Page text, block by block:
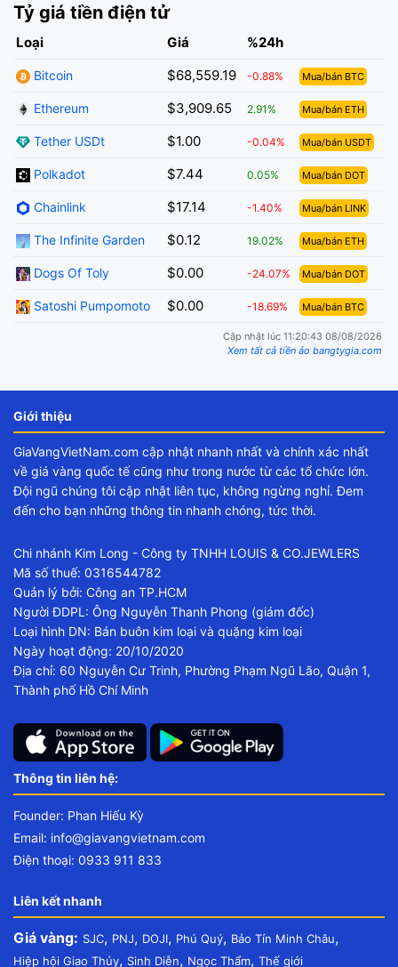
Tỷ giá tiền điện tử
Loại Giá %24h
Bitcoin $68,559.19 -0.88% Mua/bán BTC
Ethereum $3,909.65 2.91% Mua/bán ETH
Tether USDt $1.00 -0.04% Mua/bán USDT
Polkadot $7.44 0.05% Mua/bán DOT
Chainlink $17.14 -1.40% Mua/bán LINK
The Infinite Garden $0.12 19.02% Mua/bán ETH
Dogs Of Toly $0.00 -24.07% Mua/bán DOT
Satoshi Pumpomoto $0.00 -18.69% Mua/bán BTC
Cập nhật lúc 11:20:43 08/08/2026
Xem tất cả tiền ảo bangtygia.com
Giới thiệu
GiaVangVietNam.com cập nhật nhanh nhất và chính xác nhất
về giá vàng quốc tế cũng như trong nước từ các tổ chức lớn.
Đội ngũ chúng tôi cập nhật liên tục, không ngừng nghỉ. Đem
đến cho bạn những thông tin nhanh chóng, tức thời.
Chi nhánh Kim Long - Công ty TNHH LOUIS & CO.JEWLERS
Mã số thuế: 0316544782
Quản lý bởi: Công an TP.HCM
Người ĐDPL: Ông Nguyễn Thanh Phong (giám đốc)
Loại hình DN: Bán buôn kim loại và quặng kim loại
Ngày hoạt động: 20/10/2020
Địa chỉ: 60 Nguyễn Cư Trinh, Phường Phạm Ngũ Lão, Quận 1,
Thành phố Hồ Chí Minh
Thông tin liên hệ:
Founder: Phan Hiếu Kỳ
Email: info@giavangvietnam.com
Điện thoại: 0933 911 833
Liên kết nhanh
Giá vàng: SJC, PNJ, DOJI, Phú Quý, Bảo Tín Minh Châu,
Hiệp hội Giao Thủy, Sinh Diễn, Ngọc Thẩm, Thế giới